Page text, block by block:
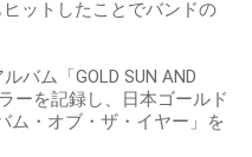
ットしたことでバンドの
バム「GOLD SUN AND
ーを記録し、日本ゴールド
ム・オブ・ザ・イヤー」を